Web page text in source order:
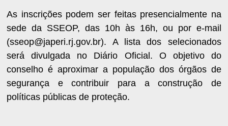
As inscrições podem ser feitas presencialmente na
sede da SSEOP, das 10h às 16h, ou por e-mail
(sseop@japeri.rj.gov.br). A lista dos selecionados
será divulgada no Diário Oficial. O objetivo do
conselho é aproximar a população dos órgãos de
segurança e contribuir para a construção de
políticas públicas de proteção.